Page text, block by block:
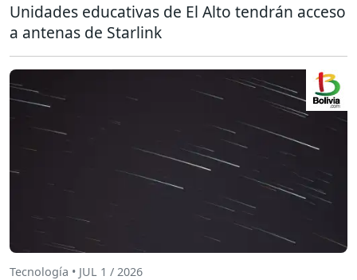
Unidades educativas de El Alto tendrán acceso
a antenas de Starlink
Tecnología • JUL 1 / 2026